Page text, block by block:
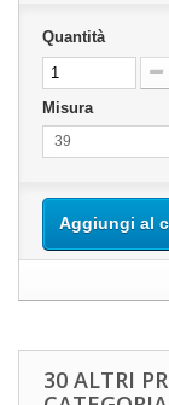
Quantità
Misura
39
Aggiungi al
30 ALTRI